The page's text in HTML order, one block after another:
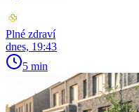
Plné zdraví
dnes, 19:43
5 min